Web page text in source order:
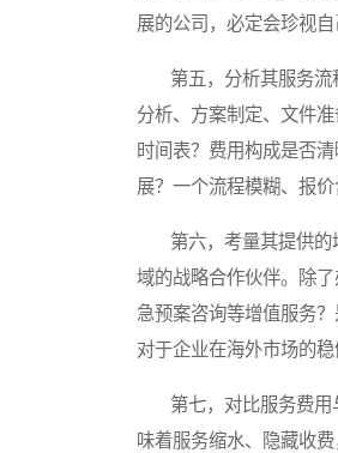
展的公司，必定会珍视
第五，分析其服务流
分析、方案制定、文件
时间表？费用构成是否
展？一个流程模糊、报
第六，考量其提供的
域的战略合作伙伴。除
急预案咨询等增值服务
对于企业在海外市场的稳
第七，对比服务费用
味着服务缩水、隐藏收